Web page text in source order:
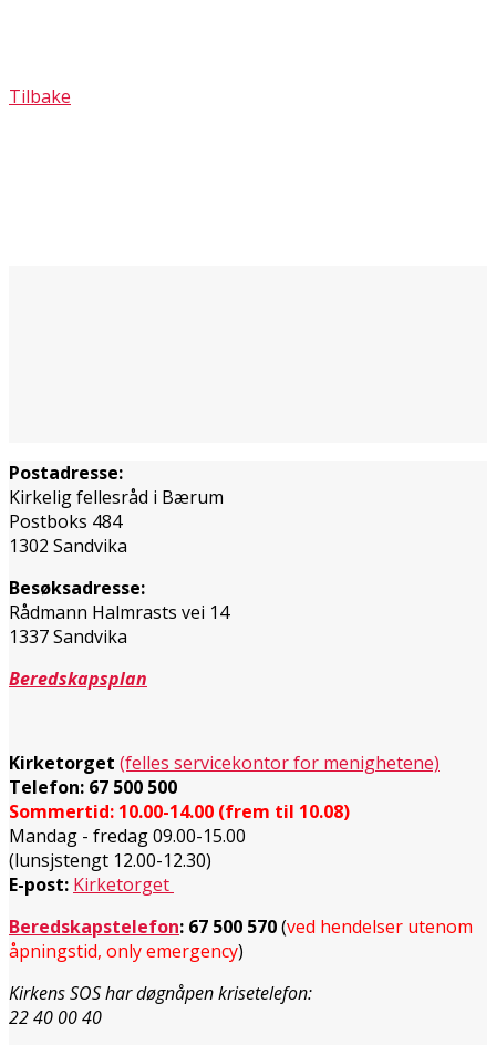
Tilbake
Postadresse:
Kirkelig fellesråd i Bærum
Postboks 484
1302 Sandvika
Besøksadresse:
Rådmann Halmrasts vei 14
1337 Sandvika
Beredskapsplan
Kirketorget (felles servicekontor for menighetene)
Telefon: 67 500 500
Sommertid: 10.00-14.00 (frem til 10.08)
Mandag - fredag 09.00-15.00
(lunsjstengt 12.00-12.30)
E-post: Kirketorget
Beredskapstelefon: 67 500 570(ved hendelser utenom
åpningstid, only emergency)
Kirkens SOS har døgnåpen krisetelefon:
22 40 00 40